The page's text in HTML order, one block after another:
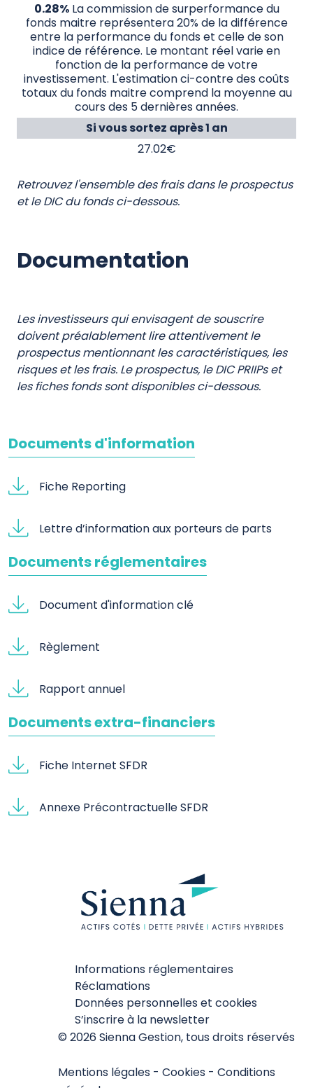
0.28%La commission de surperformance du
fonds maitre représentera 20% de la différence
entre la performance du fonds et celle de son
indice de référence. Le montant réel varie en
fonction de la performance de votre
investissement. L'estimation ci-contre des coûts
totaux du fonds maitre comprend la moyenne au
cours des 5 dernières années.
Si vous sortez après 1 an
27.02€
Retrouvez l'ensemble des frais dans le prospectus
et le DIC du fonds ci-dessous.
Documentation
Les investisseurs qui envisagent de souscrire
doivent préalablement lire attentivement le
prospectus mentionnant les caractéristiques, les
risques et les frais. Le prospectus, le DIC PRIIPs et
les fiches fonds sont disponibles ci-dessous.
Documents d'information
Fiche Reporting
Lettre d’information aux porteurs de parts
Documents réglementaires
Document d'information clé
Règlement
Rapport annuel
Documents extra-financiers
Fiche Internet SFDR
Annexe Précontractuelle SFDR
Informations réglementaires
Réclamations
Données personnelles et cookies
S’inscrire à la newsletter
© 2026 Sienna Gestion, tous droits réservés
Mentions légales -Cookies -Conditions